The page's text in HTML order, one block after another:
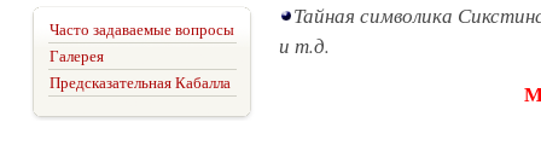
Тайная символика
и т.д.
Часто задаваемые вопросы
Галерея
Предсказательная Кабалла